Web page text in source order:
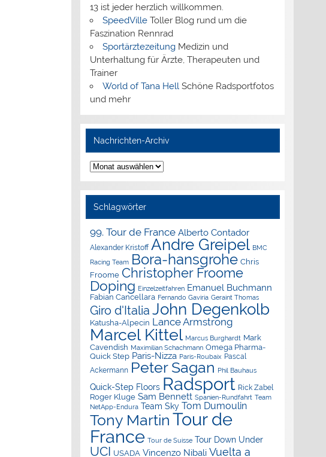
13 ist jeder herzlich willkommen.
SpeedVilleToller Blog rund um die
Faszination Rennrad
SportärztezeitungMedizin und
Unterhaltung für Ärzte, Therapeuten und
Trainer
World of Tana Hell Schöne Radsportfotos
und mehr
Nachrichten-Archiv
Nachrichten-
Archiv
Schlagwörter
99. Tour de France Alberto Contador
Alexander Kristoff Andre Greipel BMC
Racing Team Bora-hansgrohe Chris
Froome Christopher Froome
Doping Einzelzeitfahren Emanuel Buchmann
Fabian Cancellara Fernando Gaviria Geraint Thomas
Giro d'Italia John Degenkolb
Katusha-Alpecin Lance Armstrong
Marcel Kittel Marcus Burghardt Mark
Cavendish Maximilian Schachmann Omega Pharma-
Quick Step Paris-Nizza Paris-Roubaix Pascal
Ackermann Peter Sagan Phil Bauhaus
Quick-Step Floors Radsport Rick Zabel
Roger Kluge Sam Bennett Spanien-Rundfahrt Team
NetApp-Endura Team Sky Tom Dumoulin
Tony Martin Tour de
France Tour de Suisse Tour Down Under
UCI USADA Vincenzo Nibali Vuelta a